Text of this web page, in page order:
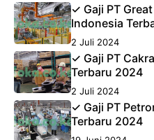
✓ Gaji PT
Indonesia
2 Juli 2024
✓ Gaji PT
Terbaru 2024
2 Juli 2024
✓ Gaji PT
Terbaru 2024